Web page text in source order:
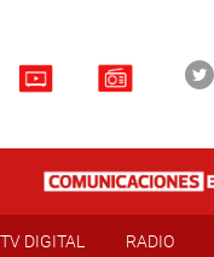
TV DIGITAL RADIO